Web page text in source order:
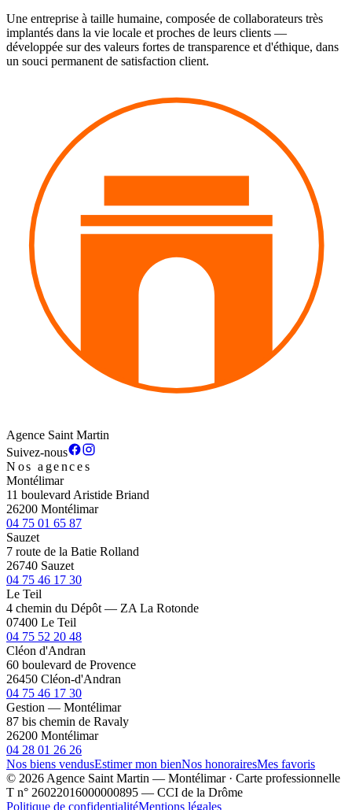
Une entreprise à taille humaine, composée de collaborateurs très
implantés dans la vie locale et proches de leurs clients —
développée sur des valeurs fortes de transparence et d'éthique, dans
un souci permanent de satisfaction client.
Agence Saint Martin
Suivez-nous
Nos agences
Montélimar
11 boulevard Aristide Briand
26200 Montélimar
04 75 01 65 87
Sauzet
7 route de la Batie Rolland
26740 Sauzet
04 75 46 17 30
Le Teil
4 chemin du Dépôt — ZA La Rotonde
07400 Le Teil
04 75 52 20 48
Cléon d'Andran
60 boulevard de Provence
26450 Cléon-d'Andran
04 75 46 17 30
Gestion — Montélimar
87 bis chemin de Ravaly
26200 Montélimar
04 28 01 26 26
Nos biens vendusEstimer mon bienNos honorairesMes favoris
© 2026 Agence Saint Martin — Montélimar · Carte professionnelle
T n° 26022016000000895 — CCI de la Drôme
Politique de confidentialitéMentions légales